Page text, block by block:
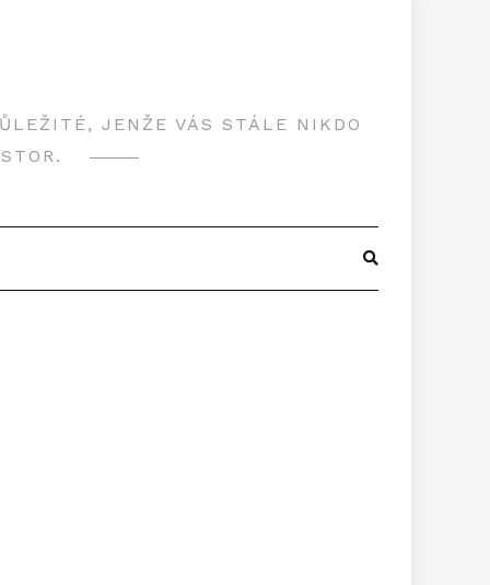
JENŽE VÁS STÁLE NIKDO